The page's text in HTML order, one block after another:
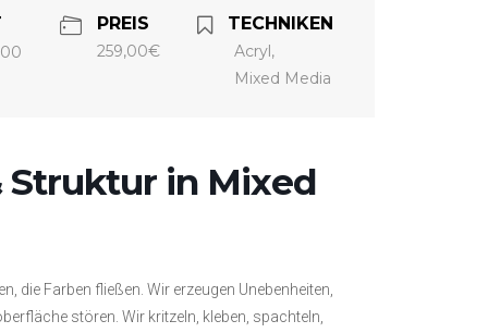
PREIS
259,00€
TECHNIKEN
Acryl,
Mixed Media
Struktur in Mixed
die Farben fließen. Wir erzeugen Unebenheiten,
stören. Wir kritzeln, kleben, spachteln,